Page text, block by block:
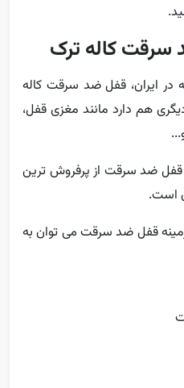
سرقت کاله ترک
در ایران، قفل ضد سرقت کاله
هم دارد مانند مغزی قفل،
قفل ضد سرقت از پرفروش ترین
است.
زمینه قفل ضد سرقت می توان به